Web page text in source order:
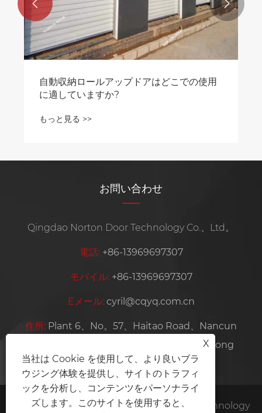
自動収納ロールアップドアはどこでの使用
に適していますか?
もっと見る >>
 
お問い合わせ
Qingdao Norton Door Technology Co.、Ltd。
電話: +86-13969697307
モバイル: +86-13969697307
Eメール: cyril@cqyq.com.cn
住所: Plant 6、No。57、Haitao Road、Nancun
Town、Pingdu City、清dao City、Shandong
Province、China
Copyright©2024 Qingdao Norton Door Technology
X
当社は Cookie を使用して、より良いブラ
ウジング体験を提供し、サイトのトラフィ
ックを分析し、コンテンツをパーソナライ
ズします。このサイトを使用すると、